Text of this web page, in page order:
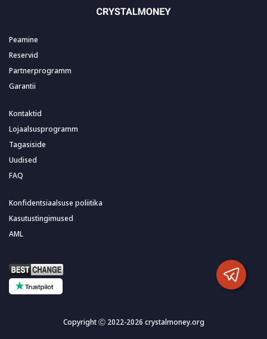
Peamine
Reservid
Partnerprogramm
Garantii
Kontaktid
Lojaalsusprogramm
Tagasiside
Uudised
FAQ
Konfidentsiaalsuse poliitika
Kasutustingimused
AML
Copyright Ⓒ 2022-2026 crystalmoney.org